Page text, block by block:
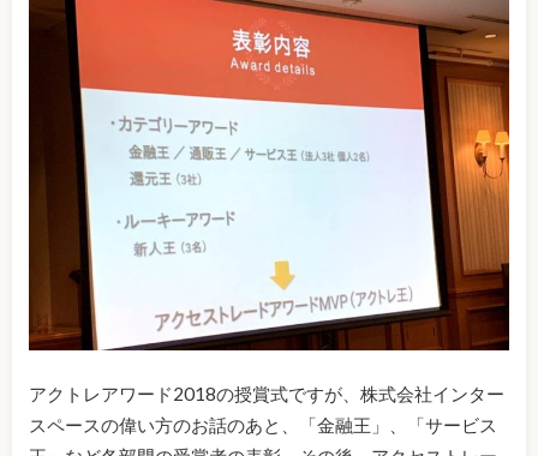
アクトレアワード2018の授賞式ですが、株式会社インター
スペースの偉い方のお話のあと、「金融王」、「サービス